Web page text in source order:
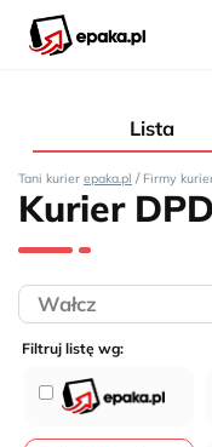
Lista
Tani kurier epaka.pl / Firmy
Kurier
Filtruj listę wg: